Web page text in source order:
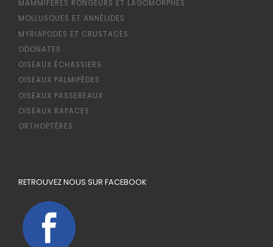
MAMMIFÈRES RONGEURS ET LAGOMORPHES
MOLLUSQUES ET ANNÉLIDES
MYRIAPODES ET CRUSTACÉS
ODONATES
OISEAUX ÉCHASSIERS
OISEAUX PALMIPÈDES
OISEAUX PASSEREAUX
OISEAUX RAPACES
ORTHOPTÈRES
RETROUVEZ NOUS SUR FACEBOOK